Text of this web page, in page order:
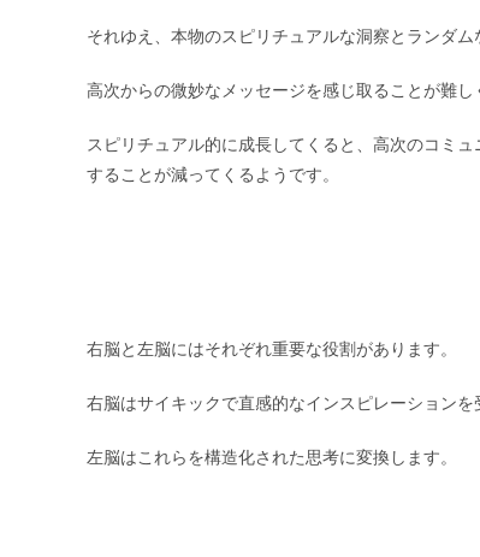
それゆえ、本物のスピリチュアルな洞察とランダム
高次からの微妙なメッセージを感じ取ることが難し
スピリチュアル的に成長してくると、高次のコミ
することが減ってくるようです。
右脳と左脳にはそれぞれ重要な役割があります。
右脳はサイキックで直感的なインスピレーションを
左脳はこれらを構造化された思考に変換します。